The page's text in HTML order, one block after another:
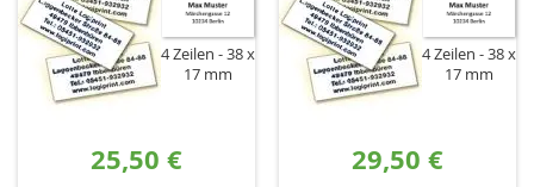
4 Zeilen
38 x
17 mm
25,50 €
4 Zeilen
38 x
17 mm
29,50 €